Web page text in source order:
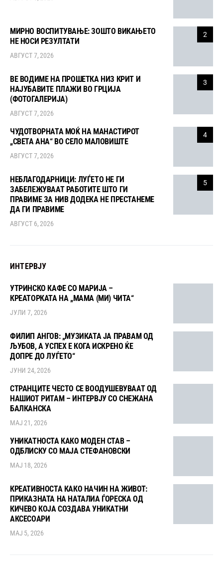
2
МИРНО ВОСПИТУВАЊЕ: ЗОШТО ВИКАЊЕТО
НЕ НОСИ РЕЗУЛТАТИ
АВГУСТ 7, 2026
3
ВЕ ВОДИМЕ НА ПРОШЕТКА НИЗ КРИТ И
НАЈУБАВИТЕ ПЛАЖИ ВО ГРЦИЈА
(ФОТОГАЛЕРИЈА)
АВГУСТ 7, 2026
4
ЧУДОТВОРНАТА МОЌ НА МАНАСТИРОТ
„СВЕТА АНА“ ВО СЕЛО МАЛОВИШТЕ
АВГУСТ 7, 2026
5
НЕБЛАГОДАРНИЦИ: ЛУЃЕТО НЕ ГИ
ЗАБЕЛЕЖУВААТ РАБОТИТЕ ШТО ГИ
ПРАВИМЕ ЗА НИВ ДОДЕКА НЕ ПРЕСТАНЕМЕ
ДА ГИ ПРАВИМЕ
АВГУСТ 6, 2026
ИНТЕРВЈУ
УТРИНСКО КАФЕ СО МАРИЈА –
КРЕАТОРКАТА НА „МАМА (МИ) ЧИТА“
ЈУЛИ 7, 2026
ФИЛИП АНГОВ: „МУЗИКАТА ЈА ПРАВАМ ОД
ЉУБОВ, А УСПЕХ Е КОГА ИСКРЕНО ЌЕ
ДОПРЕ ДО ЛУЃЕТО“
ЈУНИ 24, 2026
СТРАНЦИТЕ ЧЕСТО СЕ ВООДУШЕВУВААТ ОД
НАШИОТ РИТАМ – ИНТЕРВЈУ СО СНЕЖАНА
БАЛКАНСКА
МАЈ 21, 2026
УНИКАТНОСТА КАКО МОДЕН СТАВ –
ОДБЛИСКУ СО МАЈА СТЕФАНОВСКИ
МАЈ 18, 2026
КРЕАТИВНОСТА КАКО НАЧИН НА ЖИВОТ:
ПРИКАЗНАТА НА НАТАЛИА ЃОРЕСКА ОД
КИЧЕВО КОЈА СОЗДАВА УНИКАТНИ
АКСЕСОАРИ
МАЈ 5, 2026